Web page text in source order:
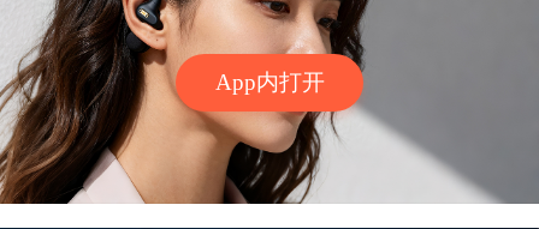
App内打开